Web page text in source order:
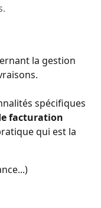
la gestion
spécifiques
facturation
qui est la